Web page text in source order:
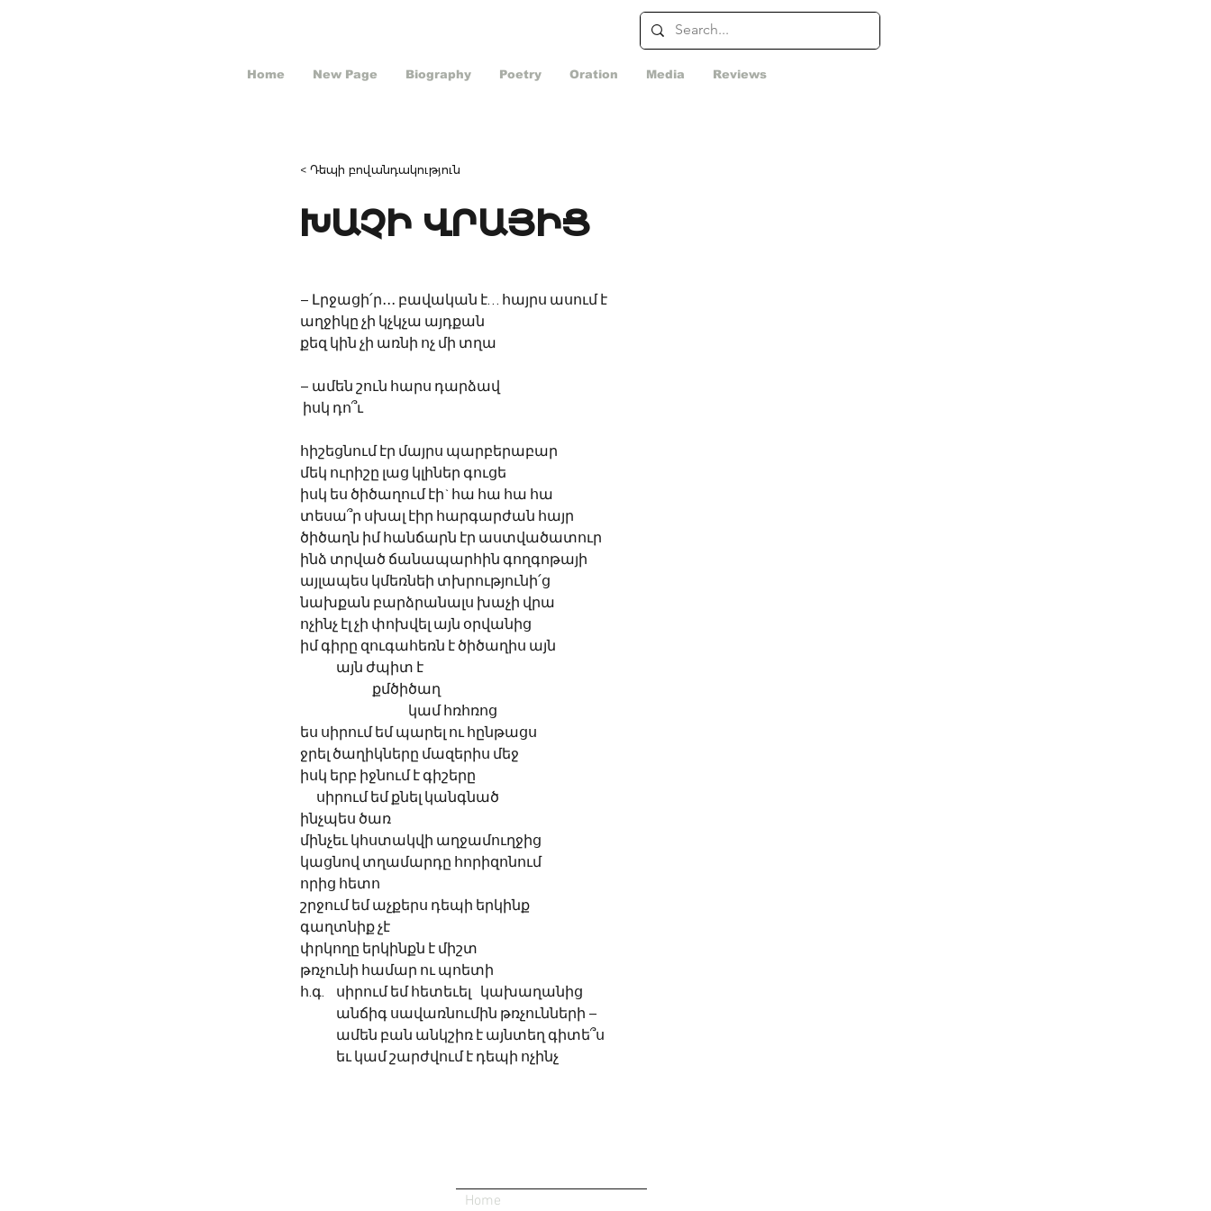
Home New Page Biography Poetry Oration Media Reviews
< Դեպի բովանդակություն
ԽԱՉԻ ՎՐԱՅԻՑ
– Լրջացի՛ր․․․ բավական է… հայրս ասում է
աղջիկը չի կչկչա այդքան
քեզ կին չի առնի ոչ մի տղա
– ամեն շուն հարս դարձավ
իսկ դո՞ւ
հիշեցնում էր մայրս պարբերաբար
մեկ ուրիշը լաց կլիներ գուցե
իսկ ես ծիծաղում էի` հա հա հա հա
տեսա՞ր սխալ էիր հարգարժան հայր
ծիծաղն իմ հանճարն էր աստվածատուր
ինձ տրված ճանապարհին գողգոթայի
այլապես կմեռնեի տխրությունի՛ց
նախքան բարձրանալս խաչի վրա
ոչինչ էլ չի փոխվել այն օրվանից
իմ գիրը զուգահեռն է ծիծաղիս այն
	այն ժպիտ է
		քմծիծաղ
ես սիրում եմ պարել ու հընթացս
ջրել ծաղիկները մազերիս մեջ
իսկ երբ իջնում է գիշերը
      սիրում եմ քնել կանգնած
ինչպես ծառ
մինչեւ կհստակվի աղջամուղջից
կացնով տղամարդը հորիզոնում
որից հետո
շրջում եմ աչքերս դեպի երկինք
գաղտնիք չէ
փրկողը երկինքն է միշտ
թռչունի համար ու պոետի
հ.գ.  	սիրում եմ հետեւել 	կախաղանից
	անճիգ սավառնումին թռչունների –
	ամեն բան անկշիռ է այնտեղ գիտե՞ս
	եւ կամ շարժվում է դեպի ոչինչ
Home